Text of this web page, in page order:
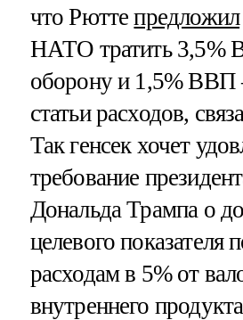
что Рюттепредложил
НАТО тратить 3,5%
оборону и 1,5% ВВП
статьи расходов,
Так генсек хочет
требование
Дональда Трампа о
целевого показателя
расходам в 5% от
внутреннего